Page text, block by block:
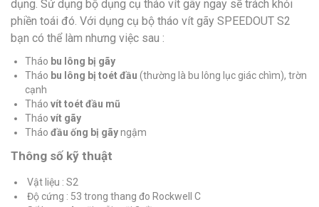
dụng. Sử dụng bộ dụng cụ tháo vít gãy ngay sẽ trách khỏi
phiền toái đó. Với dụng cụ bộ tháo vít gãy SPEEDOUT S2
bạn có thể làm nhưng việc sau :
Tháo bu lông bị gãy
Tháo bu lông bị toét đầu (thường là bu lông lục giác chìm), trờn
cạnh
Tháo vít toét đầu mũ
Tháo vít gãy
Tháo đầu ống bị gãyngậm
Thông số kỹ thuật
Vật liệu : S2
Độ cứng : 53 trong thang đo Rockwell C